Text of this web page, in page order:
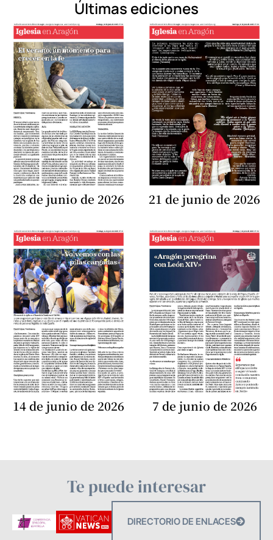
Últimas ediciones
28 de junio de 2026 21 de junio de 2026
14 de junio de 2026 7 de junio de 2026
Te puede interesar
DIRECTORIO DE ENLACES